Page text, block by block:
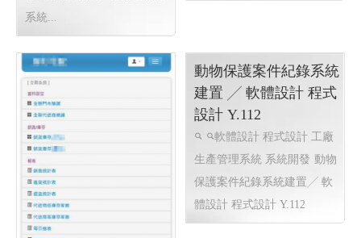
知名小農全省鮮奶訂
ERP系統〡 網頁程式
設計 ERP程式設計 高
雄網頁設計 台北程式
設計
EPR系統 全省訂貨系統 全
省配送系統 結帳系統 配送簽
收系統...網站程式設計